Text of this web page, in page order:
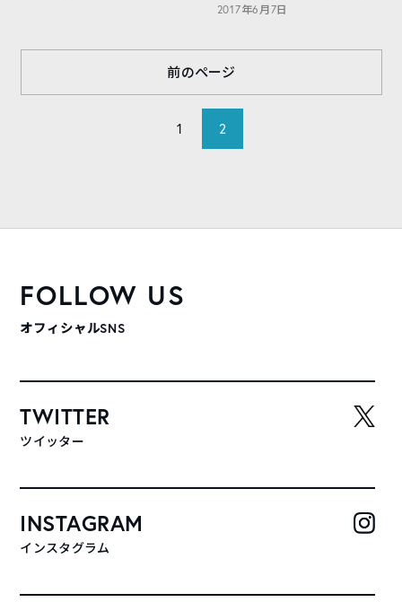
2017年6月7日
前のページ
1 2
FOLLOW US
オフィシャルSNS
TWITTER
ツイッター
INSTAGRAM
インスタグラム